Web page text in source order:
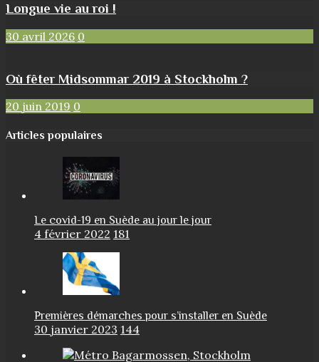
Longue vie au roi !
30 avril 2026 0
Où fêter Midsommar 2019 à Stockholm ?
20 juin 2019 0
Articles populaires
Le covid-19 en Suède au jour le jour
4 février 2022 181
Premières démarches pour s’installer en Suède
30 janvier 2023 144